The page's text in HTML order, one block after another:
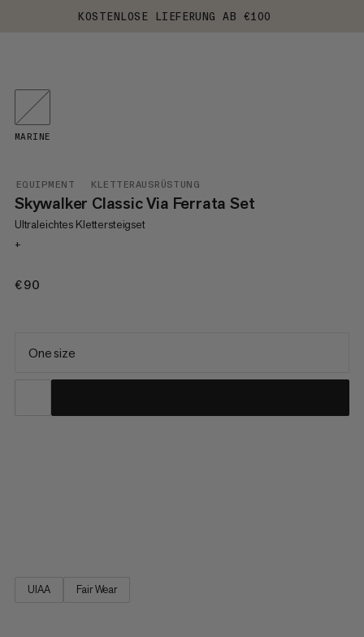
KOSTENLOSE LIEFERUNG AB €100
EQUIPMENT KLETTERAUSRÜSTUNG
Skywalker Classic Via Ferrata Set
Ultraleichtes Klettersteigset
+
€90
MARINE
One size
UIAA Fair Wear